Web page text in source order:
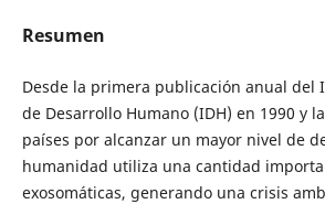
Resumen
Desde la primera publicación anual del
de Desarrollo Humano (IDH) en 1990 y
países por alcanzar un mayor nivel de
humanidad utiliza una cantidad
exosomáticas, generando una crisis